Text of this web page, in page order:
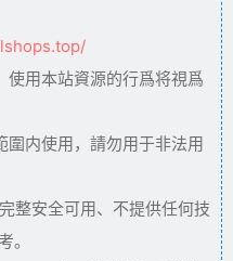
用本站資源的行爲将視爲
内使用，請勿用于非法用
整安全可用、不提供任何技
。